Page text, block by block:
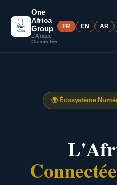
One
Africa
Group
L'Afrique
Connectée
FR EN AR
🌍 Écosystème